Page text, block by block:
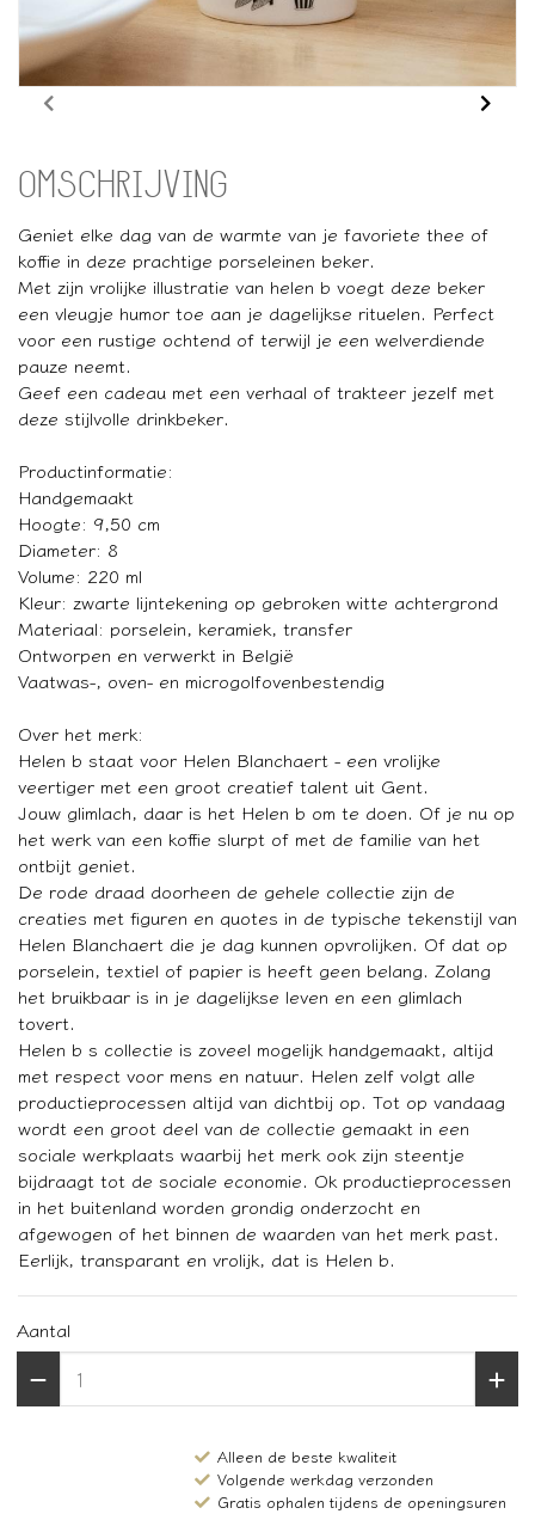
OMSCHRIJVING
Geniet elke dag van de warmte van je favoriete thee of
koffie in deze prachtige porseleinen beker.
Met zijn vrolijke illustratie van helen b voegt deze beker
een vleugje humor toe aan je dagelijkse rituelen. Perfect
voor een rustige ochtend of terwijl je een welverdiende
pauze neemt.
Geef een cadeau met een verhaal of trakteer jezelf met
deze stijlvolle drinkbeker.
Productinformatie:
Handgemaakt
Hoogte: 9,50 cm
Diameter: 8
Volume: 220 ml
Kleur: zwarte lijntekening op gebroken witte achtergrond
Materiaal: porselein, keramiek, transfer
Ontworpen en verwerkt in België
Vaatwas-, oven- en microgolfovenbestendig
Over het merk:
Helen b staat voor Helen Blanchaert - een vrolijke
veertiger met een groot creatief talent uit Gent.
Jouw glimlach, daar is het Helen b om te doen. Of je nu op
het werk van een koffie slurpt of met de familie van het
ontbijt geniet.
De rode draad doorheen de gehele collectie zijn de
creaties met figuren en quotes in de typische tekenstijl van
Helen Blanchaert die je dag kunnen opvrolijken. Of dat op
porselein, textiel of papier is heeft geen belang. Zolang
het bruikbaar is in je dagelijkse leven en een glimlach
tovert.
Helen b s collectie is zoveel mogelijk handgemaakt, altijd
met respect voor mens en natuur. Helen zelf volgt alle
productieprocessen altijd van dichtbij op. Tot op vandaag
wordt een groot deel van de collectie gemaakt in een
sociale werkplaats waarbij het merk ook zijn steentje
bijdraagt tot de sociale economie. Ok productieprocessen
in het buitenland worden grondig onderzocht en
afgewogen of het binnen de waarden van het merk past.
Eerlijk, transparant en vrolijk, dat is Helen b.
Aantal
Alleen de beste kwaliteit
Volgende werkdag verzonden
Gratis ophalen tijdens de openingsuren